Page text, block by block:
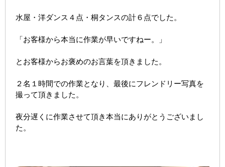
水屋・洋ダンス４点・桐タンスの計６点でした。
「お客様から本当に作業が早いですねー。」
とお客様からお褒めのお言葉を頂きました。
２名１時間での作業となり、最後にフレンドリー写真を
撮って頂きました。
夜分遅くに作業させて頂き本当にありがとうございまし
た。